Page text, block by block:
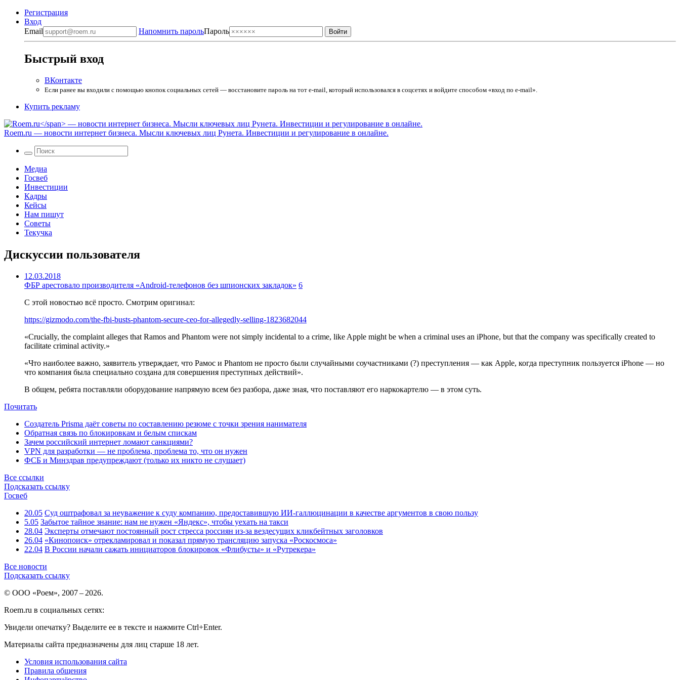
Регистрация
Вход
Email
Напомнить парольПароль
Быстрый вход
ВКонтакте
Если ранее вы входили с помощью кнопок социальных сетей — восстановите пароль на тот e-mail, который использовался в соцсетях и войдите способом «вход по e-mail».
Купить рекламу
Roem.ru — новости интернет бизнеса. Мысли ключевых лиц Рунета. Инвестиции и регулирование в онлайне.
Медиа
Госвеб
Инвестиции
Кадры
Кейсы
Нам пишут
Советы
Текучка
Дискуссии пользователя
12.03.2018
ФБР арестовало производителя «Android-телефонов без шпионских закладок» 6
С этой новостью всё просто. Смотрим оригинал:
https://gizmodo.com/the-fbi-busts-phantom-secure-ceo-for-allegedly-selling-1823682044
«Crucially, the complaint alleges that Ramos and Phantom were not simply incidental to a crime, like Apple might be when a criminal uses an iPhone, but that the company was specifically created to
facilitate criminal activity.»
«Что наиболее важно, заявитель утверждает, что Рамос и Phantom не просто были случайными соучастниками (?) преступления — как Apple, когда преступник пользуется iPhone — но
что компания была специально создана для совершения преступных действий».
В общем, ребята поставляли оборудование напрямую всем без разбора, даже зная, что поставляют его наркокартелю — в этом суть.
Почитать
Создатель Prisma даёт советы по составлению резюме с точки зрения нанимателя
Обратная связь по блокировкам и белым спискам
Зачем российский интернет ломают санкциями?
VPN для разработки — не проблема, проблема то, что он нужен
ФСБ и Минздрав предупреждают (только их никто не слушает)
Все ссылки
Подсказать ссылку
Госвеб
20.05 Суд оштрафовал за неуважение к суду компанию, предоставившую ИИ-галлюцинации в качестве аргументов в свою пользу
5.05 Забытое тайное знание: нам не нужен «Яндекс», чтобы уехать на такси
28.04 Эксперты отмечают постоянный рост стресса россиян из-за вездесущих кликбейтных заголовков
26.04 «Кинопоиск» отрекламировал и показал прямую трансляцию запуска «Роскосмоса»
22.04 В России начали сажать инициаторов блокировок «Флибусты» и «Рутрекера»
Все новости
Подсказать ссылку
© ООО «Роем», 2007 – 2026.
Roem.ru в социальных сетях:
Увидели опечатку? Выделите ее в тексте и нажмите Ctrl+Enter.
Материалы сайта предназначены для лиц старше 18 лет.
Условия использования сайта
Правила общения